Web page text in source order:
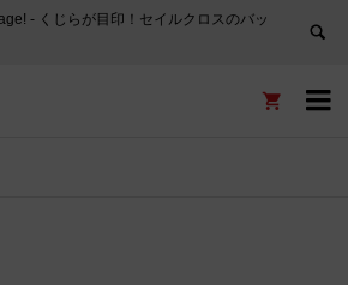
‐ くじらが目印！セイルクロスのバッ

